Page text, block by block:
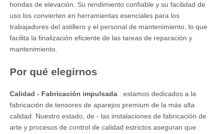
hondas de elevación. Su rendimiento confiable y su facilidad de
uso los convierten en herramientas esenciales para los
trabajadores del astillero y el personal de mantenimiento, lo que
facilita la finalización eficiente de las tareas de reparación y
mantenimiento.
Por qué elegirnos
Calidad - Fabricación impulsada : estamos dedicados a la
fabricación de tensores de aparejos premium de la más alta
calidad. Nuestro estado, de - las instalaciones de fabricación de
arte y procesos de control de calidad estrictos aseguran que